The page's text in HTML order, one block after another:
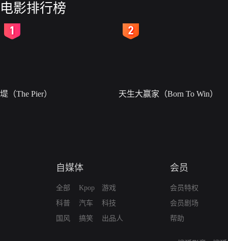
电影排行榜
堤（The Pier） 天生大赢家（Born To Win）
自媒体
全部
科普
国风
Kpop
汽车
搞笑
游戏
科技
出品人
会员
会员特权
会员剧场
帮助